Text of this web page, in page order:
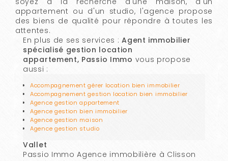
appartement ou d'un studio, l'agence propose
des biens de qualité pour répondre à toutes les
attentes.
En plus de ses services :Agent immobilier
spécialisé gestion location
appartement, Passio Immo vous propose
aussi :
Accompagnement gérer location bien immobilier
Accompagnement gestion location bien immobilier
Agence gestion appartement
Agence gestion bien immobilier
Agence gestion maison
Agence gestion studio
Vallet
Passio Immo Agence immobilière à Clisson